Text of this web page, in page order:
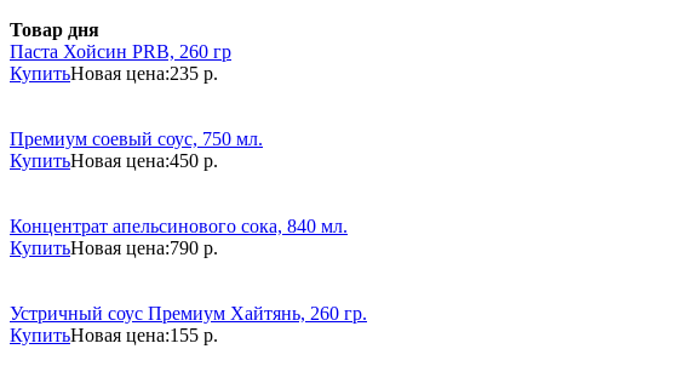
Товар дня
Паста Хойсин PRB, 260 гр
КупитьНовая цена:235 р.
Премиум соевый соус, 750 мл.
КупитьНовая цена:450 р.
Концентрат апельсинового сока, 840 мл.
КупитьНовая цена:790 р.
Устричный соус Премиум Хайтянь, 260 гр.
КупитьНовая цена:155 р.